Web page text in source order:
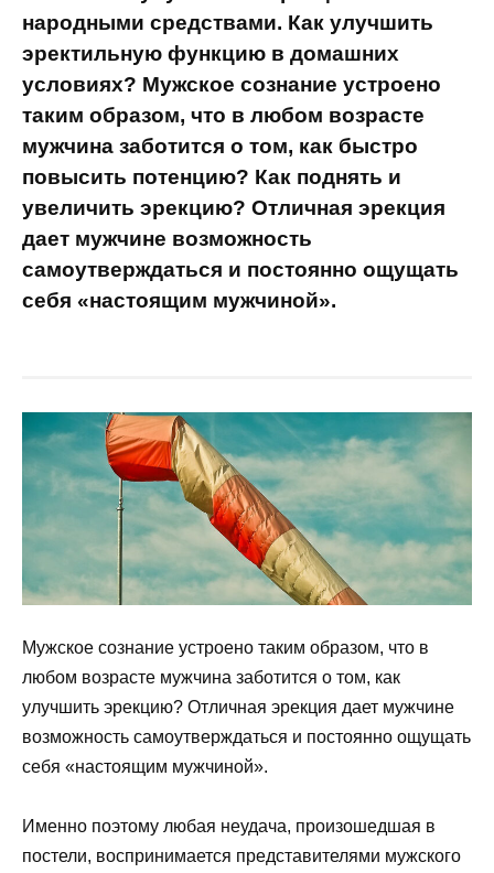
народными средствами. Как улучшить
эректильную функцию в домашних
условиях? Мужское сознание устроено
таким образом, что в любом возрасте
мужчина заботится о том, как быстро
повысить потенцию? Как поднять и
увеличить эрекцию? Отличная эрекция
дает мужчине возможность
самоутверждаться и постоянно ощущать
себя «настоящим мужчиной».
Мужское сознание устроено таким образом, что в
любом возрасте мужчина заботится о том, как
улучшить эрекцию? Отличная эрекция дает мужчине
возможность самоутверждаться и постоянно ощущать
себя «настоящим мужчиной».
Именно поэтому любая неудача, произошедшая в
постели, воспринимается представителями мужского